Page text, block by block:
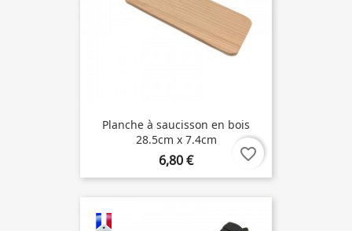
Planche à saucisson en bois
28.5cm x 7.4cm
6,80 € favorite_border